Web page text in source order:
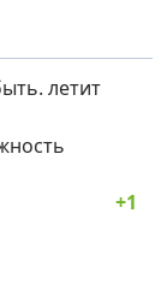
летит